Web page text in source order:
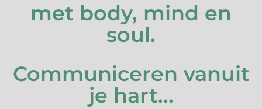
met body, mind en
soul.
Communiceren vanuit
je hart...